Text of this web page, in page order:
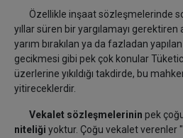
Özellikle inşaat sözleşmelerinde
yıllar süren bir yargılamayı
yarım bırakılan ya da fazladan
gecikmesi gibi pek çok konular
üzerlerine yıkıldığı takdirde, bu
yitireceklerdir.
Vekalet sözleşmelerinin pek
niteliği yoktur. Çoğu vekalet verenler